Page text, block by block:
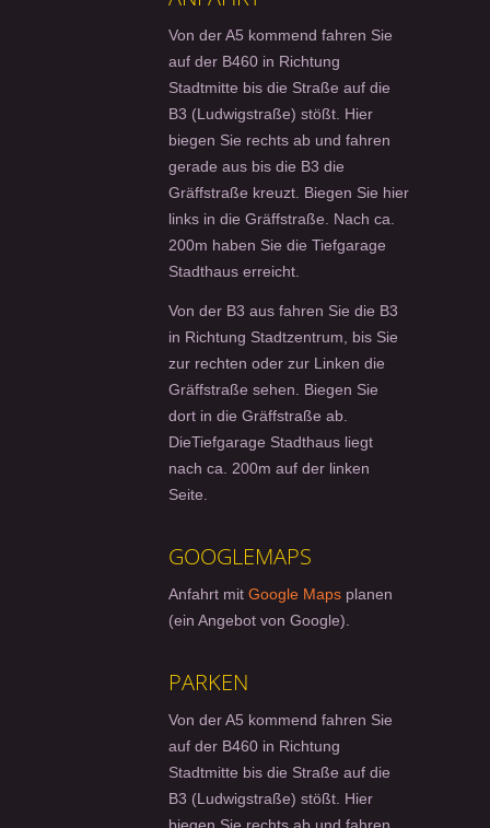
Von der A5 kommend fahren Sie
auf der B460 in Richtung
Stadtmitte bis die Straße auf die
B3 (Ludwigstraße) stößt. Hier
biegen Sie rechts ab und fahren
gerade aus bis die B3 die
Gräffstraße kreuzt. Biegen Sie hier
links in die Gräffstraße. Nach ca.
200m haben Sie die Tiefgarage
Stadthaus erreicht.
Von der B3 aus fahren Sie die B3
in Richtung Stadtzentrum, bis Sie
zur rechten oder zur Linken die
Gräffstraße sehen. Biegen Sie
dort in die Gräffstraße ab.
DieTiefgarage Stadthaus liegt
nach ca. 200m auf der linken
Seite.
GOOGLEMAPS
Anfahrt mit Google Maps planen
(ein Angebot von Google).
PARKEN
Von der A5 kommend fahren Sie
auf der B460 in Richtung
Stadtmitte bis die Straße auf die
B3 (Ludwigstraße) stößt. Hier
biegen Sie rechts ab und fahren